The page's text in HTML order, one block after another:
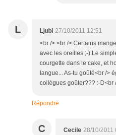
L Ljubi 27/10/2011 12:51
<br /> <br /> Certains
avec les oreilles ;-) Le
courgette dans le cake, et
langue... As-tu goûté<br />
collègues goûter??? :-D<br
Répondre
C Cecile 28/10/2011